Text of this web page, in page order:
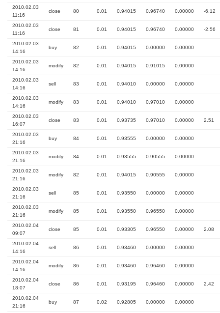
2010.02.03
11:16
close 80 0.01 0.94015 0.96740 0.00000 -6.12
2010.02.03
11:16
close 81 0.01 0.94015 0.96740 0.00000 -2.56
2010.02.03
14:16
buy 82 0.01 0.94015 0.00000 0.00000
2010.02.03
14:16
modify 82 0.01 0.94015 0.91015 0.00000
2010.02.03
14:16
sell 83 0.01 0.94010 0.00000 0.00000
2010.02.03
14:16
modify 83 0.01 0.94010 0.97010 0.00000
2010.02.03
16:07
close 83 0.01 0.93735 0.97010 0.00000 2.51
2010.02.03
21:16
buy 84 0.01 0.93555 0.00000 0.00000
2010.02.03
21:16
modify 84 0.01 0.93555 0.90555 0.00000
2010.02.03
21:16
modify 82 0.01 0.94015 0.90555 0.00000
2010.02.03
21:16
sell 85 0.01 0.93550 0.00000 0.00000
2010.02.03
21:16
modify 85 0.01 0.93550 0.96550 0.00000
2010.02.04
09:07
close 85 0.01 0.93305 0.96550 0.00000 2.08
2010.02.04
14:16
sell 86 0.01 0.93460 0.00000 0.00000
2010.02.04
14:16
modify 86 0.01 0.93460 0.96460 0.00000
2010.02.04
18:07
close 86 0.01 0.93195 0.96460 0.00000 2.42
2010.02.04
21:16
buy 87 0.02 0.92805 0.00000 0.00000